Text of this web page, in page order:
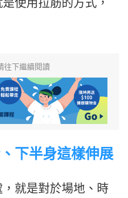
使用拉筋的方式，
往下繼續閱讀
下半身這樣伸展
就是對於場地、時